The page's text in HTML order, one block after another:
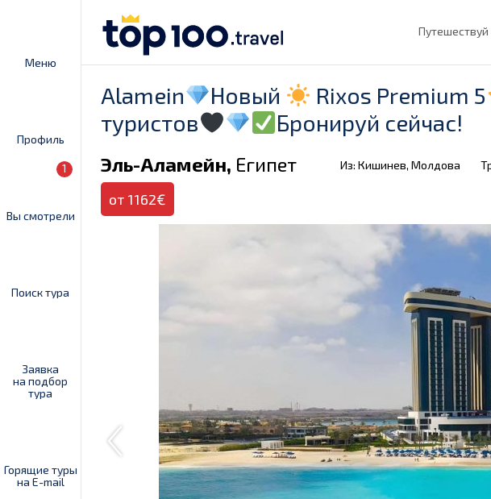
Меню
Профиль
Вы смотрели
1
Поиск тура
Заявка
на подбор
тура
Горящие туры
на E-mail
Путешествуй
Alamein Новый Rixos Premium 5
туристов
Бронируй сейчас!
Эль-Аламейн, Египет Из: Кишинев, Молдова
от 1162€